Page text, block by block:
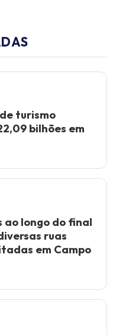
turismo
bilhões em
ao longo do final
ruas
em Campo